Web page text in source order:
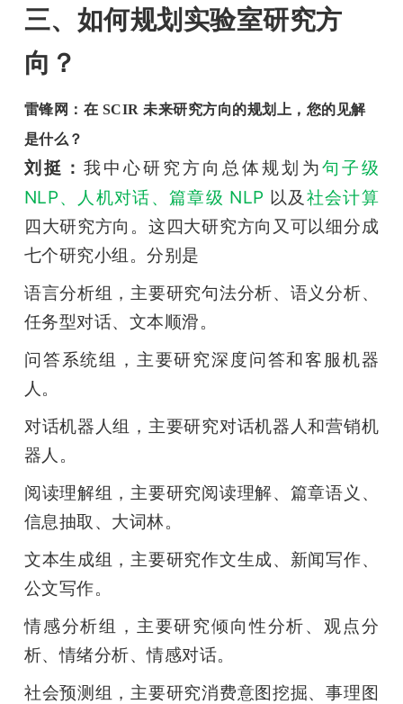
三、如何规划实验室研究方
向？
雷锋网：在 SCIR 未来研究方向的规划上，您的见解
是什么？
刘挺：我中心研究方向总体规划为句子级
NLP、人机对话、篇章级 NLP 以及 社会计算
四大研究方向。这四大研究方向又可以细分成
七个研究小组。分别是
语言分析组，主要研究句法分析、语义分析、
任务型对话、文本顺滑。
问答系统组，主要研究深度问答和客服机器
人。
对话机器人组，主要研究对话机器人和营销机
器人。
阅读理解组，主要研究阅读理解、篇章语义、
信息抽取、大词林。
文本生成组，主要研究作文生成、新闻写作、
公文写作。
情感分析组，主要研究倾向性分析、观点分
析、情绪分析、情感对话。
社会预测组，主要研究消费意图挖掘、事理图